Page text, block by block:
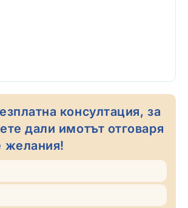
консултация, за
дали имотът отговаря
желания!